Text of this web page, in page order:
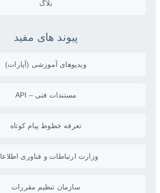
بلاگ
پیوند های مفید
ویدیو‌های آموزشی (آپارات)
مستندات فنی – API
تعرفه خطوط پیام کوتاه
وزارت ارتباطات و فناوری اطلاعات
سازمان تنظیم مقررات